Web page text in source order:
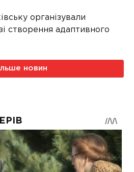
організували
створення адаптивного
новин